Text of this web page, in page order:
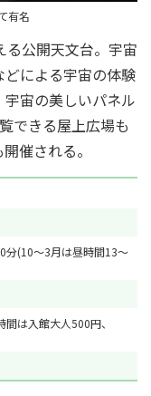
有名
公開天文台。宇宙
による宇宙の体験
宙の美しいパネル
できる屋上広場も
催される。
分(10～3月は昼時間13～
は入館大人500円、